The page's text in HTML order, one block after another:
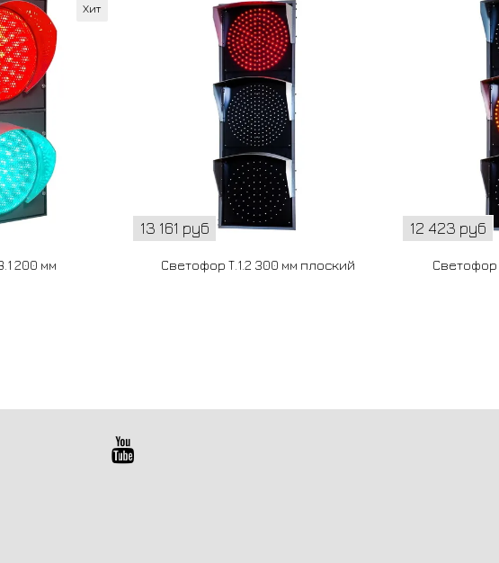
Хит
200 мм
13 161 руб
Светофор Т.1.2 300 мм плоский
12 423 руб
Светофор